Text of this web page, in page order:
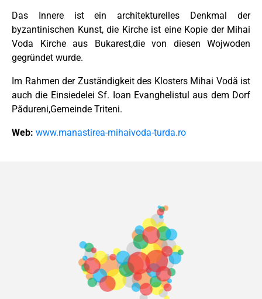
Das Innere ist ein architekturelles Denkmal der
byzantinischen Kunst, die Kirche ist eine Kopie der Mihai
Voda Kirche aus Bukarest,die von diesen Wojwoden
gegründet wurde.
Im Rahmen der Zuständigkeit des Klosters Mihai Vodă ist
auch die Einsiedelei Sf. Ioan Evanghelistul aus dem Dorf
Pădureni,Gemeinde Triteni.
Web: www.manastirea-mihaivoda-turda.ro